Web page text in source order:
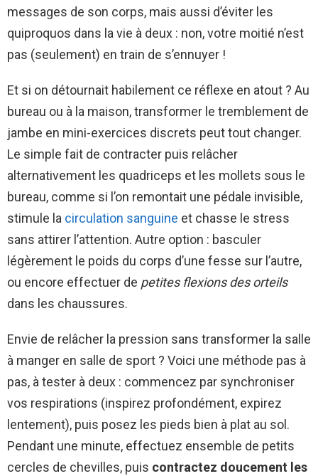
messages de son corps, mais aussi d’éviter les
quiproquos dans la vie à deux : non, votre moitié n’est
pas (seulement) en train de s’ennuyer !
Et si on détournait habilement ce réflexe en atout ? Au
bureau ou à la maison, transformer le tremblement de
jambe en mini-exercices discrets peut tout changer.
Le simple fait de contracter puis relâcher
alternativement les quadriceps et les mollets sous le
bureau, comme si l’on remontait une pédale invisible,
stimule la circulation sanguine et chasse le stress
sans attirer l’attention. Autre option : basculer
légèrement le poids du corps d’une fesse sur l’autre,
ou encore effectuer de petites flexions des orteils
dans les chaussures.
Envie de relâcher la pression sans transformer la salle
à manger en salle de sport ? Voici une méthode pas à
pas, à tester à deux : commencez par synchroniser
vos respirations (inspirez profondément, expirez
lentement), puis posez les pieds bien à plat au sol.
Pendant une minute, effectuez ensemble de petits
cercles de chevilles, puis contractez doucement les